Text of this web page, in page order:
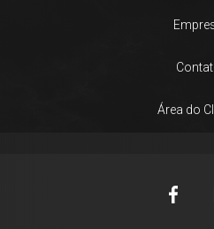
Área do